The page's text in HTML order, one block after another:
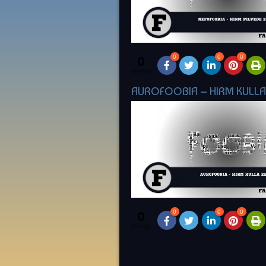
0 0 0 0
AUROFOOBIA – HIRM KULLA
0 0 0 0